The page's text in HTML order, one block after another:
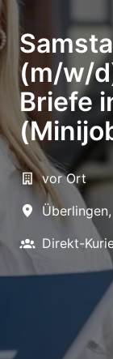
(m/w/
Briefe
vor Ort
Überlingen,
Direkt-